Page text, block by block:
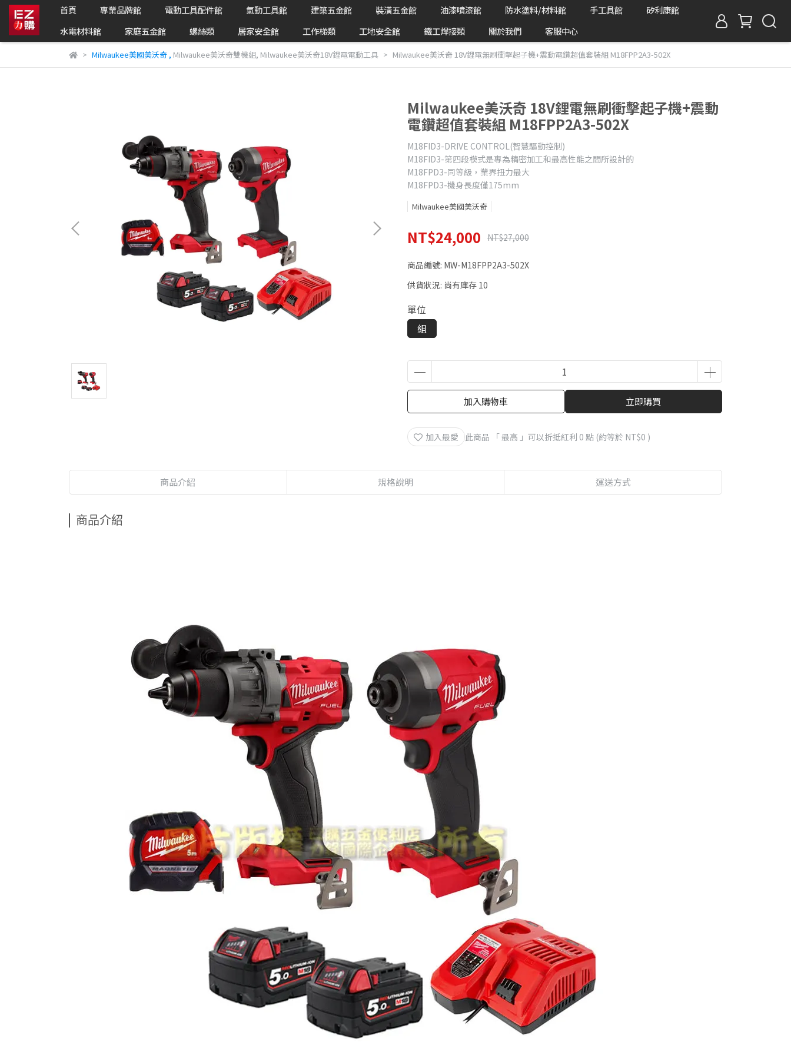
首頁 專業品牌館 電動工具配件館 氣動工具館 建築五金館 裝潢五金館 油漆噴漆館 防水塗料/材料館 手工具館
矽利康館
水電材料館
家庭五金館 螺絲類 居家安全館 工作梯類 工地安全館 鐵工焊接類 關於我們 客服中心
Milwaukee美國美沃奇, Milwaukee美沃奇雙機組, Milwaukee美沃奇18V鋰電電動工具 Milwaukee美沃奇 18V鋰電無刷衝擊起子機+震動電鑽超值套裝組 M18FPP2A3-502X
Milwaukee美沃奇 18V鋰電無刷衝擊起子機+震動
電鑽超值套裝組 M18FPP2A3-502X
M18FID3-DRIVE CONTROL(智慧驅動控制)
M18FID3-第四段模式是專為精密加工和最高性能之間所設計的
M18FPD3-同等級，業界扭力最大
M18FPD3-機身長度僅175mm
Milwaukee美國美沃奇
NT$24,000 NT$27,000
商品編號: MW-M18FPP2A3-502X
供貨狀況: 尚有庫存 10
單位
組
加入購物車 立即購買
加入最愛 此商品 「 最高 」可以折抵紅利 0 點 (約等於 NT$0 )
商品介紹 規格說明 運送方式
商品介紹